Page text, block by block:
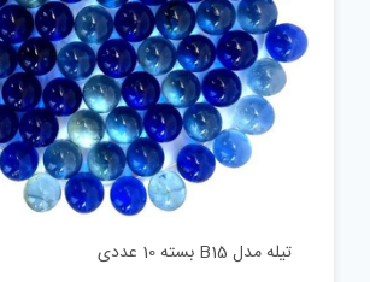
تیله مدل B15 بسته 10 عددی